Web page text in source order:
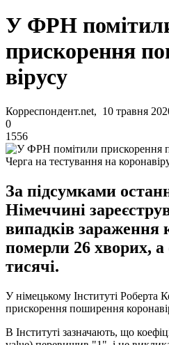
У ФРН
прискорення
вірусу
Корреспондент.net, 10 травня
0
1556
Черга на тестування на
За підсумками
Німеччині
випадків зараження
померли 26 хворих,
тисячі.
У німецькому Інституті Роберта
прискорення поширення
В Інституті зазначають, що